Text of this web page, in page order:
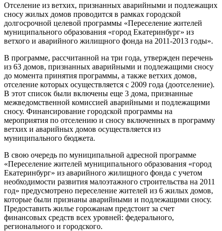
Отселение из ветхих, признанных аварийными и подлежащих
сносу жилых домов проводится в рамках городской
долгосрочной целевой программы «Переселение жителей
муниципального образования «город Екатеринбург» из
ветхого и аварийного жилищного фонда на 2011-2013 годы».
В программе, рассчитанной на три года, утвержден перечень
из 63 домов, признанных аварийными и подлежащими сносу
до момента принятия программы, а также ветхих домов,
отселение которых осуществляется с 2009 года (доотселение).
В этот список были включены еще 3 дома, признанные
межведомственной комиссией аварийными и подлежащими
сносу. Финансирование городской программы на
мероприятия по отселению и сносу включенных в программу
ветхих и аварийных домов осуществляется из
муниципального бюджета.
В свою очередь по муниципальной адресной программе
«Переселение жителей муниципального образования «город
Екатеринбург» из аварийного жилищного фонда с учетом
необходимости развития малоэтажного строительства на 2011
год» предусмотрено переселение жителей из 6 жилых домов,
которые были признаны аварийными и подлежащими сносу.
Предоставить жилье горожанам предстоит за счет
финансовых средств всех уровней: федерального,
регионального и городского.